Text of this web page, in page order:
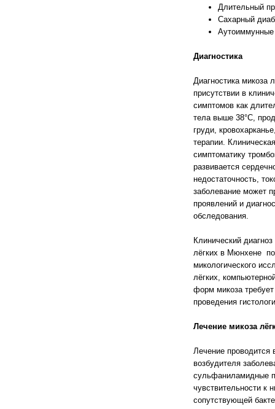
Длительный
Сахарный
Аутоиммунные
Диагностика
Диагностика микоза
присутствии в
симптомов как
тела выше 38°C,
груди,
терапии.
симптоматику
развивается
недостаточность,
заболевание может
проявлений и
обследования.
Клинический
лёгких в Мюнхене
микологического
лёгких,
форм микоза требует
проведения
Лечение микоза
Лечение проводится
возбудителя
сульфаниламидные
чувствительности к
сопутствующей